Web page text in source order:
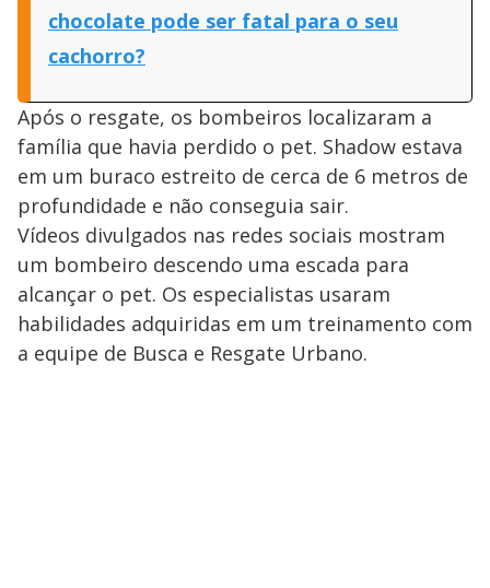
chocolate pode ser fatal para o seu
cachorro?
Após o resgate, os bombeiros localizaram a
família que havia perdido o pet. Shadow estava
em um buraco estreito de cerca de 6 metros de
profundidade e não conseguia sair.
Vídeos divulgados nas redes sociais mostram
um bombeiro descendo uma escada para
alcançar o pet. Os especialistas usaram
habilidades adquiridas em um treinamento com
a equipe de Busca e Resgate Urbano.